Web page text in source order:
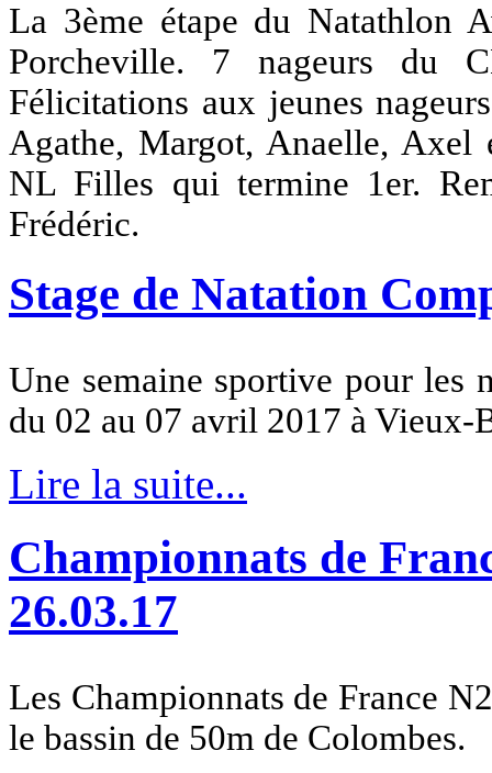
La 3ème étape du Natathlon
Porcheville. 7 nageurs du
Félicitations aux jeunes
Agathe, Margot, Anaelle,
NL Filles qui termine 1er.
Frédéric.
Stage de Natation
Une semaine sportive pour les
du 02 au 07 avril 2017 à Vieux-
Lire la suite...
Championnats de
26.03.17
Les Championnats de France
le bassin de 50m de Colombes.